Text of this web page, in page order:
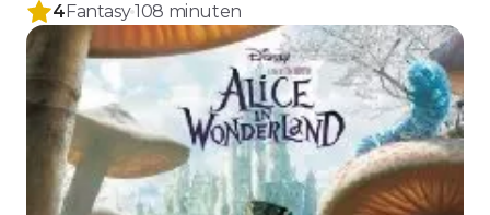
4Fantasy 108 minuten